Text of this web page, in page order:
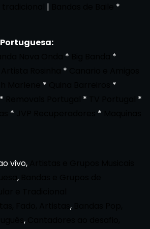
| *
*
*
*
*
*
* *
*
* *
vivo,
,
,
,